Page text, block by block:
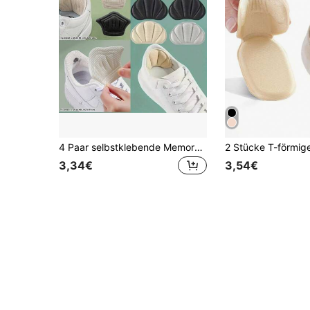
4 Paar selbstklebende Memory-Schaum rutschfeste dicke atmungsaktive Fersenkissen
3,34€ 3,54€